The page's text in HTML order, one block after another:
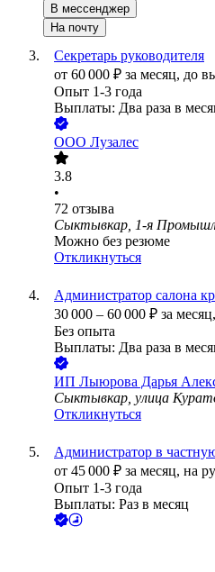
В мессенджер
На почту
Секретарь руководителя
от 60 000 ₽ за месяц, до
Опыт 1-3 года
Выплаты: Два раза в
ООО Лузалес
3.8
•
72 отзыва
Сыктывкар, 1-я
Можно без резюме
Откликнуться
Администратор салона
30 000 – 60 000 ₽ за месяц,
Без опыта
Выплаты: Два раза в
ИП Лыюрова Дарья
Сыктывкар, улица
Откликнуться
Администратор в
от 45 000 ₽ за месяц, на
Опыт 1-3 года
Выплаты: Раз в месяц